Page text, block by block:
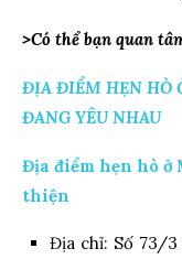
>Có thể bạn quan
ĐỊA ĐIỂM HẸN HÒ
ĐANG YÊU NHAU
Địa điểm hẹn hò ở
thiện
Địa chỉ: Số 73/3